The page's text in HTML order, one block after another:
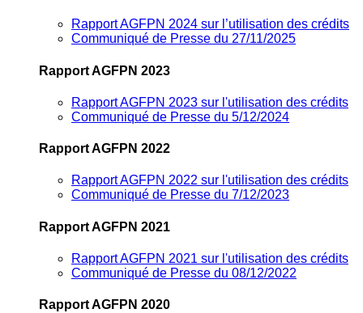
Rapport AGFPN 2024 sur l’utilisation des crédits
Communiqué de Presse du 27/11/2025
Rapport AGFPN 2023
Rapport AGFPN 2023 sur l'utilisation des crédits
Communiqué de Presse du 5/12/2024
Rapport AGFPN 2022
Rapport AGFPN 2022 sur l'utilisation des crédits
Communiqué de Presse du 7/12/2023
Rapport AGFPN 2021
Rapport AGFPN 2021 sur l'utilisation des crédits
Communiqué de Presse du 08/12/2022
Rapport AGFPN 2020